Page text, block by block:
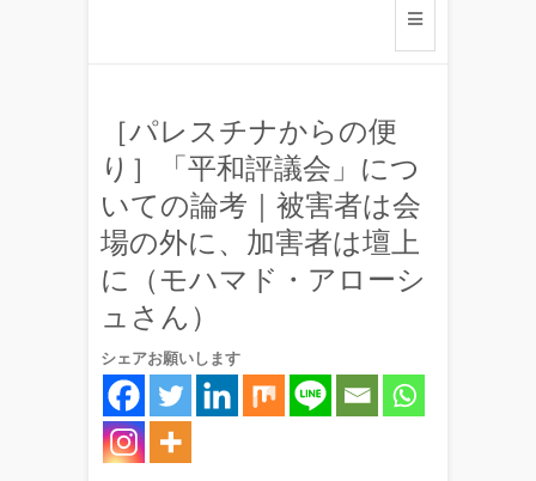
［パレスチナからの便
り］「平和評議会」につ
いての論考｜被害者は会
場の外に、加害者は壇上
に（モハマド・アローシ
ュさん）
シェアお願いします